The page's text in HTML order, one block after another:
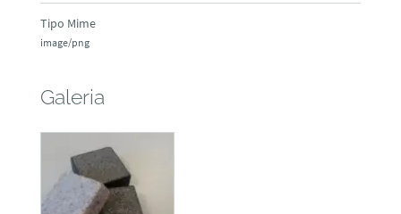
Tipo Mime
image/png
Galeria